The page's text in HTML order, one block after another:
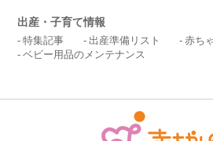
出産・子育て情報
特集記事 出産準備リスト
赤ち
ベビー用品のメンテナンス